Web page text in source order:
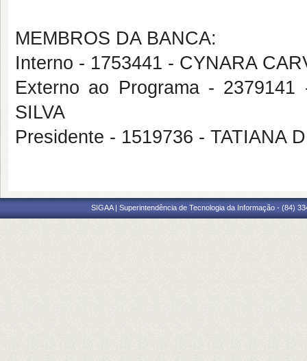
MEMBROS DA BANCA:
Interno - 1753441 - CYNARA
Externo ao Programa -
SILVA
Presidente - 1519736 - TATIANA
SIGAA | Superintendência de Tecnologia da Informação - (84)